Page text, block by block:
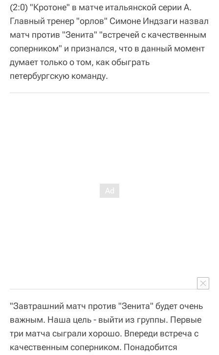
(2:0) "Кротоне" в матче итальянской серии А.
Главный тренер "орлов" Симоне Индзаги назвал
матч против "Зенита" "встречей с качественным
соперником" и признался, что в данный момент
думает только о том, как обыграть
петербургскую команду.
"Завтрашний матч против "Зенита" будет очень
важным. Наша цель - выйти из группы. Первые
три матча сыграли хорошо. Впереди встреча с
качественным соперником. Понадобится